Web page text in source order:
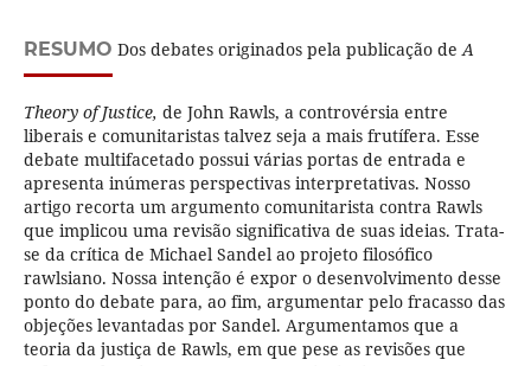
RESUMO Dos debates originados pela publicação deA
Theory of Justice, de John Rawls, a controvérsia entre
liberais e comunitaristas talvez seja a mais frutífera. Esse
debate multifacetado possui várias portas de entrada e
apresenta inúmeras perspectivas interpretativas. Nosso
artigo recorta um argumento comunitarista contra Rawls
que implicou uma revisão significativa de suas ideias. Trata-
se da crítica de Michael Sandel ao projeto filosófico
rawlsiano. Nossa intenção é expor o desenvolvimento desse
ponto do debate para, ao fim, argumentar pelo fracasso das
objeções levantadas por Sandel. Argumentamos que a
teoria da justiça de Rawls, em que pese as revisões que